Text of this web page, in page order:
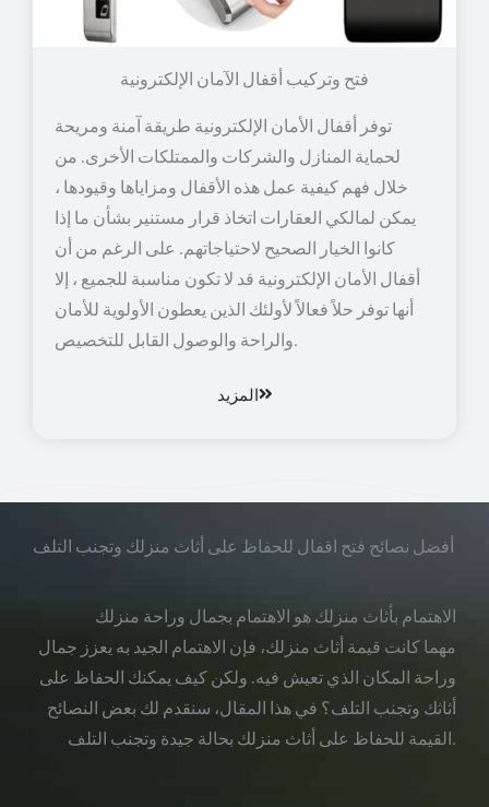
توفر أقفال الأمان الإلكترونية طريقة آمنة ومريحة
لحماية المنازل والشركات والممتلكات الأخرى. من
خلال فهم كيفية عمل هذه الأقفال ومزاياها وقيودها ،
يمكن لمالكي العقارات اتخاذ قرار مستنير بشأن ما إذا
كانوا الخيار الصحيح لاحتياجاتهم. على الرغم من أن
أقفال الأمان الإلكترونية قد لا تكون مناسبة للجميع ، إلا
أنها توفر حلاً فعالاً لأولئك الذين يعطون الأولوية للأمان
والراحة والوصول القابل للتخصيص.
المزيد
أفضل نصائح فتح اقفال للحفاظ على أثاث منزلك وتجنب التلف
الاهتمام بأثاث منزلك هو الاهتمام بجمال وراحة منزلك
مهما كانت قيمة أثاث منزلك، فإن الاهتمام الجيد به يعزز جمال
وراحة المكان الذي تعيش فيه. ولكن كيف يمكنك الحفاظ على
أثاثك وتجنب التلف؟ في هذا المقال، سنقدم لك بعض النصائح
القيمة للحفاظ على أثاث منزلك بحالة جيدة وتجنب التلف.